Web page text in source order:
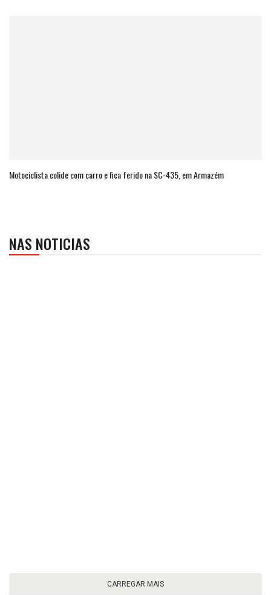
Motociclista colide com carro e fica ferido na SC-435, em Armazém
NAS NOTICIAS
CARREGAR MAIS